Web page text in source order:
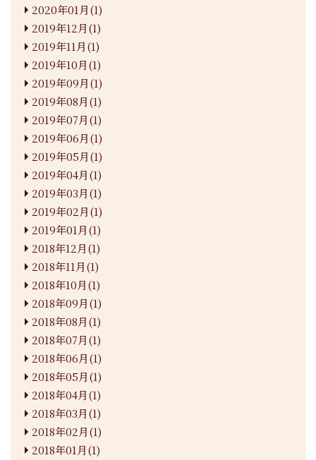
2020年01月(1)
2019年12月(1)
2019年11月(1)
2019年10月(1)
2019年09月(1)
2019年08月(1)
2019年07月(1)
2019年06月(1)
2019年05月(1)
2019年04月(1)
2019年03月(1)
2019年02月(1)
2019年01月(1)
2018年12月(1)
2018年11月(1)
2018年10月(1)
2018年09月(1)
2018年08月(1)
2018年07月(1)
2018年06月(1)
2018年05月(1)
2018年04月(1)
2018年03月(1)
2018年02月(1)
2018年01月(1)